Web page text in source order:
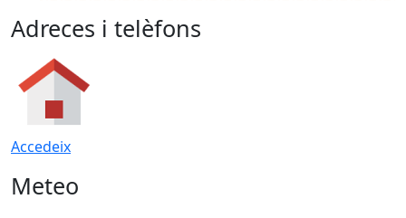
Adreces i telèfons
Accedeix
Meteo